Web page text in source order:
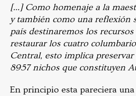
[…] Como homenaje a la
y también como una reflexión
país destinaremos los
restaurar los cuatro
Central, esto implica
8957 nichos que constituyen
En principio esta pareciera